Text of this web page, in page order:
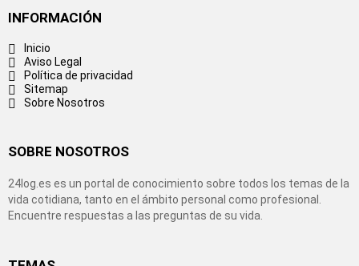
INFORMACIÓN
Inicio
Aviso Legal
Política de privacidad
Sitemap
Sobre Nosotros
SOBRE NOSOTROS
24log.es es un portal de conocimiento sobre todos los temas de la
vida cotidiana, tanto en el ámbito personal como profesional.
Encuentre respuestas a las preguntas de su vida.